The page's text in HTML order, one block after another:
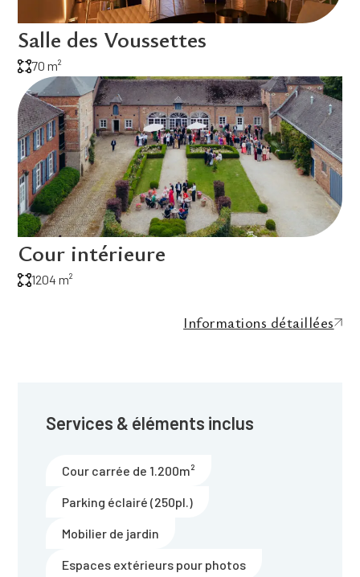
Salle des Voussettes
70 m²
Cour intérieure
1204 m²
Informations détaillées
Services & éléments inclus
Cour carrée de 1.200m²
Parking éclairé (250pl.)
Mobilier de jardin
Espaces extérieurs pour photos